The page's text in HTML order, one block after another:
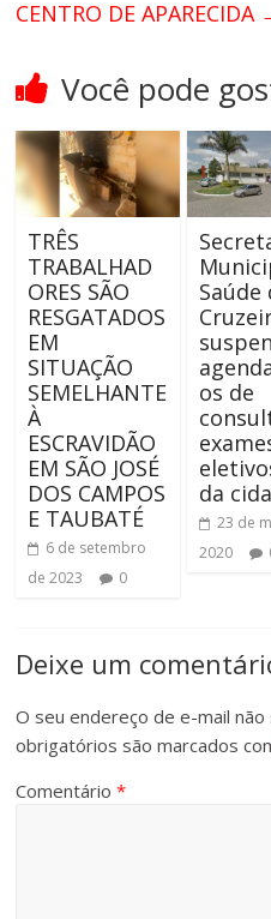
CENTRO DE APARECIDA
Você pode
TRÊS
TRABALHAD
ORES SÃO
RESGATADOS
EM
SITUAÇÃO
SEMELHANTE
À
ESCRAVIDÃO
EM SÃO JOSÉ
DOS CAMPOS
E TAUBATÉ
6 de setembro
de 2023
0
Saúde
os de
da
23 de
2020
Deixe um
O seu endereço de e-mail não
obrigatórios são marcados
Comentário*